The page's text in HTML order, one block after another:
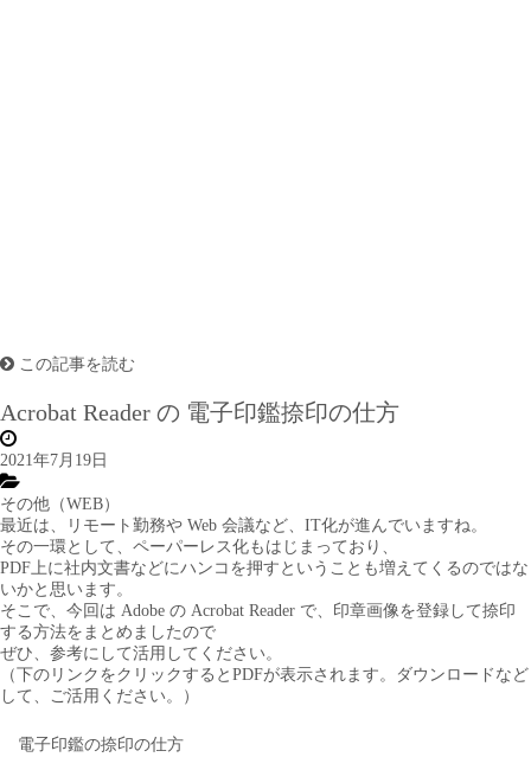
この記事を読む
Acrobat Reader の 電子印鑑捺印の仕方
2021年7月19日
その他（WEB）
最近は、リモート勤務や Web 会議など、IT化が進んでいますね。
その一環として、ペーパーレス化もはじまっており、
PDF上に社内文書などにハンコを押すということも増えてくるのではな
いかと思います。
そこで、今回は Adobe の Acrobat Reader で、印章画像を登録して捺印
する方法をまとめましたので
ぜひ、参考にして活用してください。
（下のリンクをクリックするとPDFが表示されます。ダウンロードなど
して、ご活用ください。）
電子印鑑の捺印の仕方